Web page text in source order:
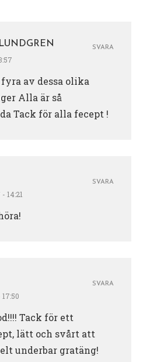
av dessa olika
Alla är så
Tack för alla fecept !
SVARA
14:21
SVARA
Tack för ett
lätt och svårt att
underbar gratäng!
SVARA